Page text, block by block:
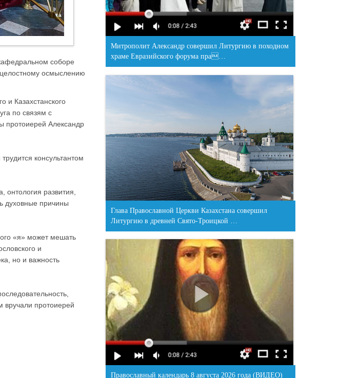
соборе
осмыслению
и Казахстанского
по связям с
протоиерей Александр
консультантом
онтология развития,
духовные причины
«я» может мешать
и
но и важность
вручали протоиерей
Митрополит Александр совершил Литургию в походном
храме Евразийского форума пра…
Глава Православной Церкви Казахстана совершил
Литургию в древней Свято-Троицкой …
Православный календарь 8 августа 2026 года (ВИДЕО)